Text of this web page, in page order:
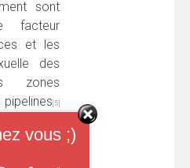
sont
facteur
et les
des
zones
pipelines [5]
par
de
Students
vous ;)